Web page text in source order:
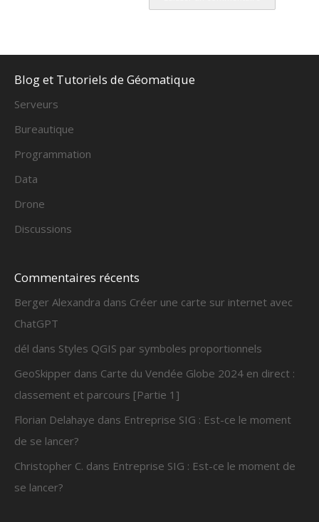
Blog et Tutoriels de Géomatique
Serveurs
Bureautique
Programmation
Data
Drone
Discussions
Commentaires récents
Berger Alexandra dans Créer une carte sur internet avec
ChatGPT
dél dans Styles QGIS par symboles proportionnels
GeoSkipper dans Carte du Vendée Globe 2024 en direct :
classement et parcours [Partie 1]
Florian Delahaye dans Entreprise SIG : Est-ce le moment
de se lancer?
Christopher C. dans Entreprise SIG : Est-ce le moment de
se lancer?